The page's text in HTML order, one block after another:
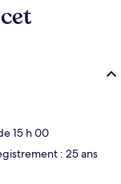
15 h 00
: 25 ans